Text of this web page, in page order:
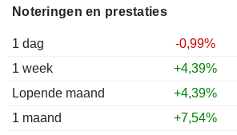
Noteringen en prestaties
1 dag
-0,99%
1 week
+4,39%
Lopende maand
+4,39%
1 maand
+7,54%